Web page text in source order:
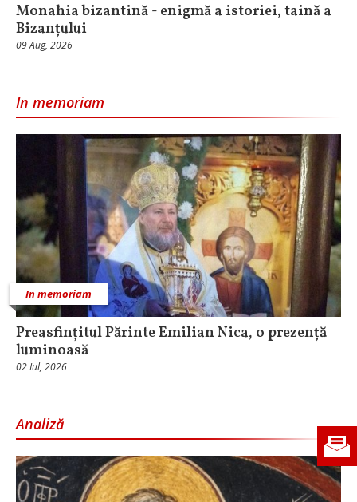
Monahia bizantină - enigmă a istoriei, taină a
Bizanțului
09 Aug, 2026
In memoriam
In memoriam
Preasfințitul Părinte Emilian Nica, o prezență
luminoasă
02 Iul, 2026
Analiză